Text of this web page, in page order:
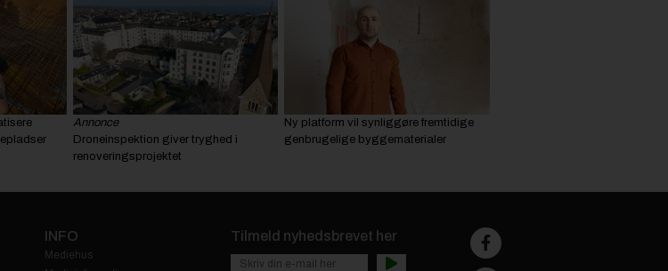
Annonce
Droneinspektion giver tryghed i
renoveringsprojektet
Ny platform vil synliggøre fremtidige
genbrugelige byggematerialer
INFO
Mediehus
Tilmeld nyhedsbrevet her